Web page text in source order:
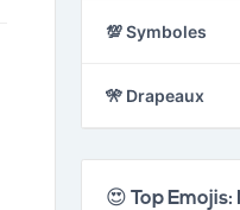
💯 Symboles
🎌 Drapeaux
😍 Top